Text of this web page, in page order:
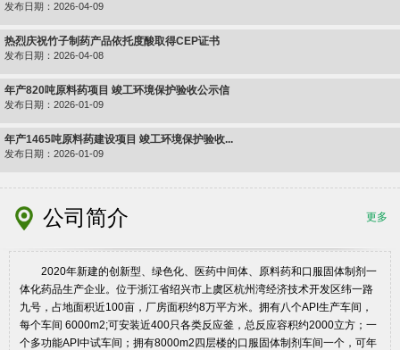
发布日期：2026-04-09
热烈庆祝竹子制药产品依托度酸取得CEP证书
发布日期：2026-04-08
年产820吨原料药项目 竣工环境保护验收公示信
发布日期：2026-01-09
年产1465吨原料药建设项目 竣工环境保护验收...
发布日期：2026-01-09
公司简介 更多
2020年新建的创新型、绿色化、医药中间体、原料药和口服固体制剂一
体化药品生产企业。位于浙江省绍兴市上虞区杭州湾经济技术开发区纬一路
九号，占地面积近100亩，厂房面积约8万平方米。拥有八个API生产车间，
每个车间 6000m2;可安装近400只各类反应釜，总反应容积约2000立方；一
个多功能API中试车间；拥有8000m2四层楼的口服固体制剂车间一个，可年